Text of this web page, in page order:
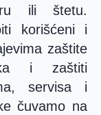
ili štetu.
korišćeni i
zaštite
i zaštiti
servisa i
čuvamo na